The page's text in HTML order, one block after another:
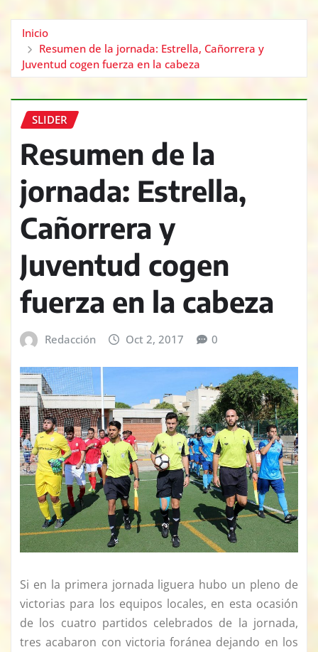
Inicio
Resumen de la jornada: Estrella, Cañorrera y
Juventud cogen fuerza en la cabeza
SLIDER
Resumen de la
jornada: Estrella,
Cañorrera y
Juventud cogen
fuerza en la cabeza
Redacción Oct 2, 2017 0
Si en la primera jornada liguera hubo un pleno de
victorias para los equipos locales, en esta ocasión
de los cuatro partidos celebrados de la jornada,
tres acabaron con victoria foránea dejando en los